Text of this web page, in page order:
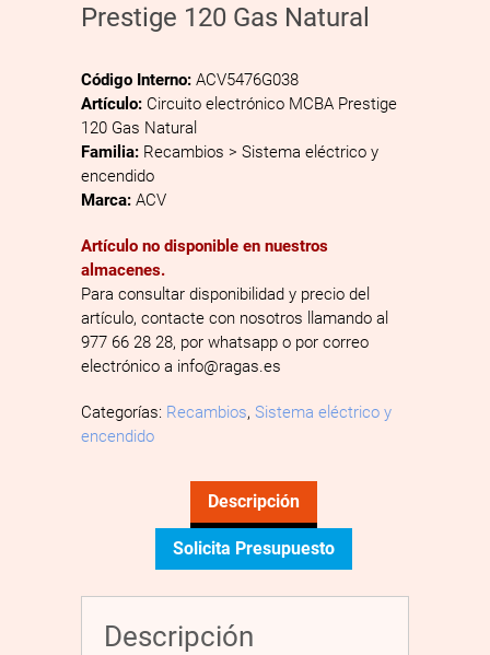
Prestige 120 Gas Natural
Código Interno: ACV5476G038
Artículo: Circuito electrónico MCBA Prestige
120 Gas Natural
Familia: Recambios > Sistema eléctrico y
encendido
Marca: ACV
Artículo no disponible en nuestros
almacenes.
Para consultar disponibilidad y precio del
artículo, contacte con nosotros llamando al
977 66 28 28, por whatsapp o por correo
electrónico a info@ragas.es
Categorías: Recambios, Sistema eléctrico y
encendido
Descripción
Solicita Presupuesto
Descripción